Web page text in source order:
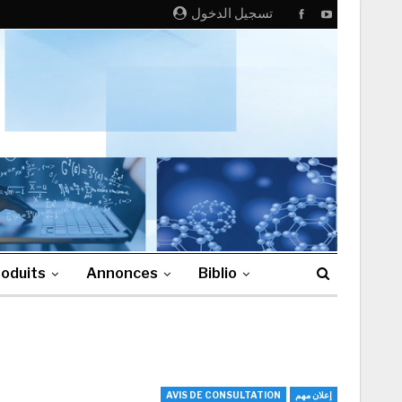
تسجيل الدخول
Annonces Biblio
AVIS DE CONSULTATION إعلان مهم